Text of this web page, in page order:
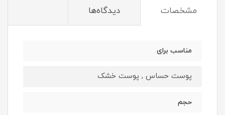
مشخصات دیدگاه‌ها
مناسب برای
پوست حساس , پوست خشک
حجم